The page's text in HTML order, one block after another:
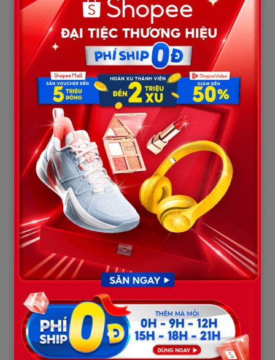
quyết định quan sát kỹ hơn. Một buổi tối, khi Tuấn lại úp mặt
vào tường, Hùng nhẹ nhàng đến gần, ngồi xuống cạnh con.
Trong ánh sáng mờ ảo, anh nghe Tuấn thì thầm ba từ: “Mẹ ở
đây.” Giọng cậu bé nhỏ, run run, như đang nói với ai đó. Hùng
sững sờ, tim đập mạnh. Anh ôm con, hỏi: “Tuấn, con nói gì? Ai ở
đây?” Nhưng Tuấn chỉ nhìn cha, ánh mắt trống rỗng, rồi quay lại
chơi như bình thường.
Ba từ ấy ám ảnh Hùng. Anh không tin vào chuyện tâm linh,
nhưng nỗi đau mất Mai khiến anh tự hỏi liệu có điều gì bất
thường. Hùng kiểm tra căn phòng, góc tường không có gì lạ –
chỉ là một bức tường cũ, loang lổ. Anh nhớ lại những lời thì thầm
của Tuấn, cảm giác lạnh người. Để chắc chắn, anh đưa Tuấn đến
bác sĩ nhi khoa, Nguyễn Thị Lan, 45 tuổi, tại một phòng khám
gần nhà. Sau khi kiểm tra, bác sĩ Lan kết luận Tuấn khỏe mạnh,
không có dấu hiệu bệnh lý. “Có thể bé đang phản ứng với một
thay đổi nào đó,” bà nói. “Anh nên đưa con đến chuyên gia tâm lý
trẻ em để đánh giá thêm.” Hùng gật đầu, nhưng lòng nặng trĩu.
Tại trung tâm tâm lý, chuyên gia Trần Thị Hương, 38 tuổi, làm
việc với Tuấn. Chị Hương nhẹ nhàng hỏi: “Tuấn ơi, con thích
chơi ở góc tường à? Con thấy gì ở đó?” Tuấn im lặng, chỉ vẽ một
bức tranh: một người phụ nữ mờ ảo đứng cạnh một cậu bé.
“Đây là mẹ,” Tuấn nói, giọng nhỏ. Hùng, ngồi ngoài, nghe mà lòng
đau nhói. Chị Hương giải thích: “Trẻ nhỏ đôi khi thể hiện nỗi nhớ
qua hành vi bất thường. Có thể Tuấn đang tưởng tượng về mẹ,
vì bé không có ký ức rõ ràng về chị ấy.” Chị gợi ý Hùng dành
nhiều thời gian hơn với con, kể chuyện về mẹ, để giúp Tuấn cảm